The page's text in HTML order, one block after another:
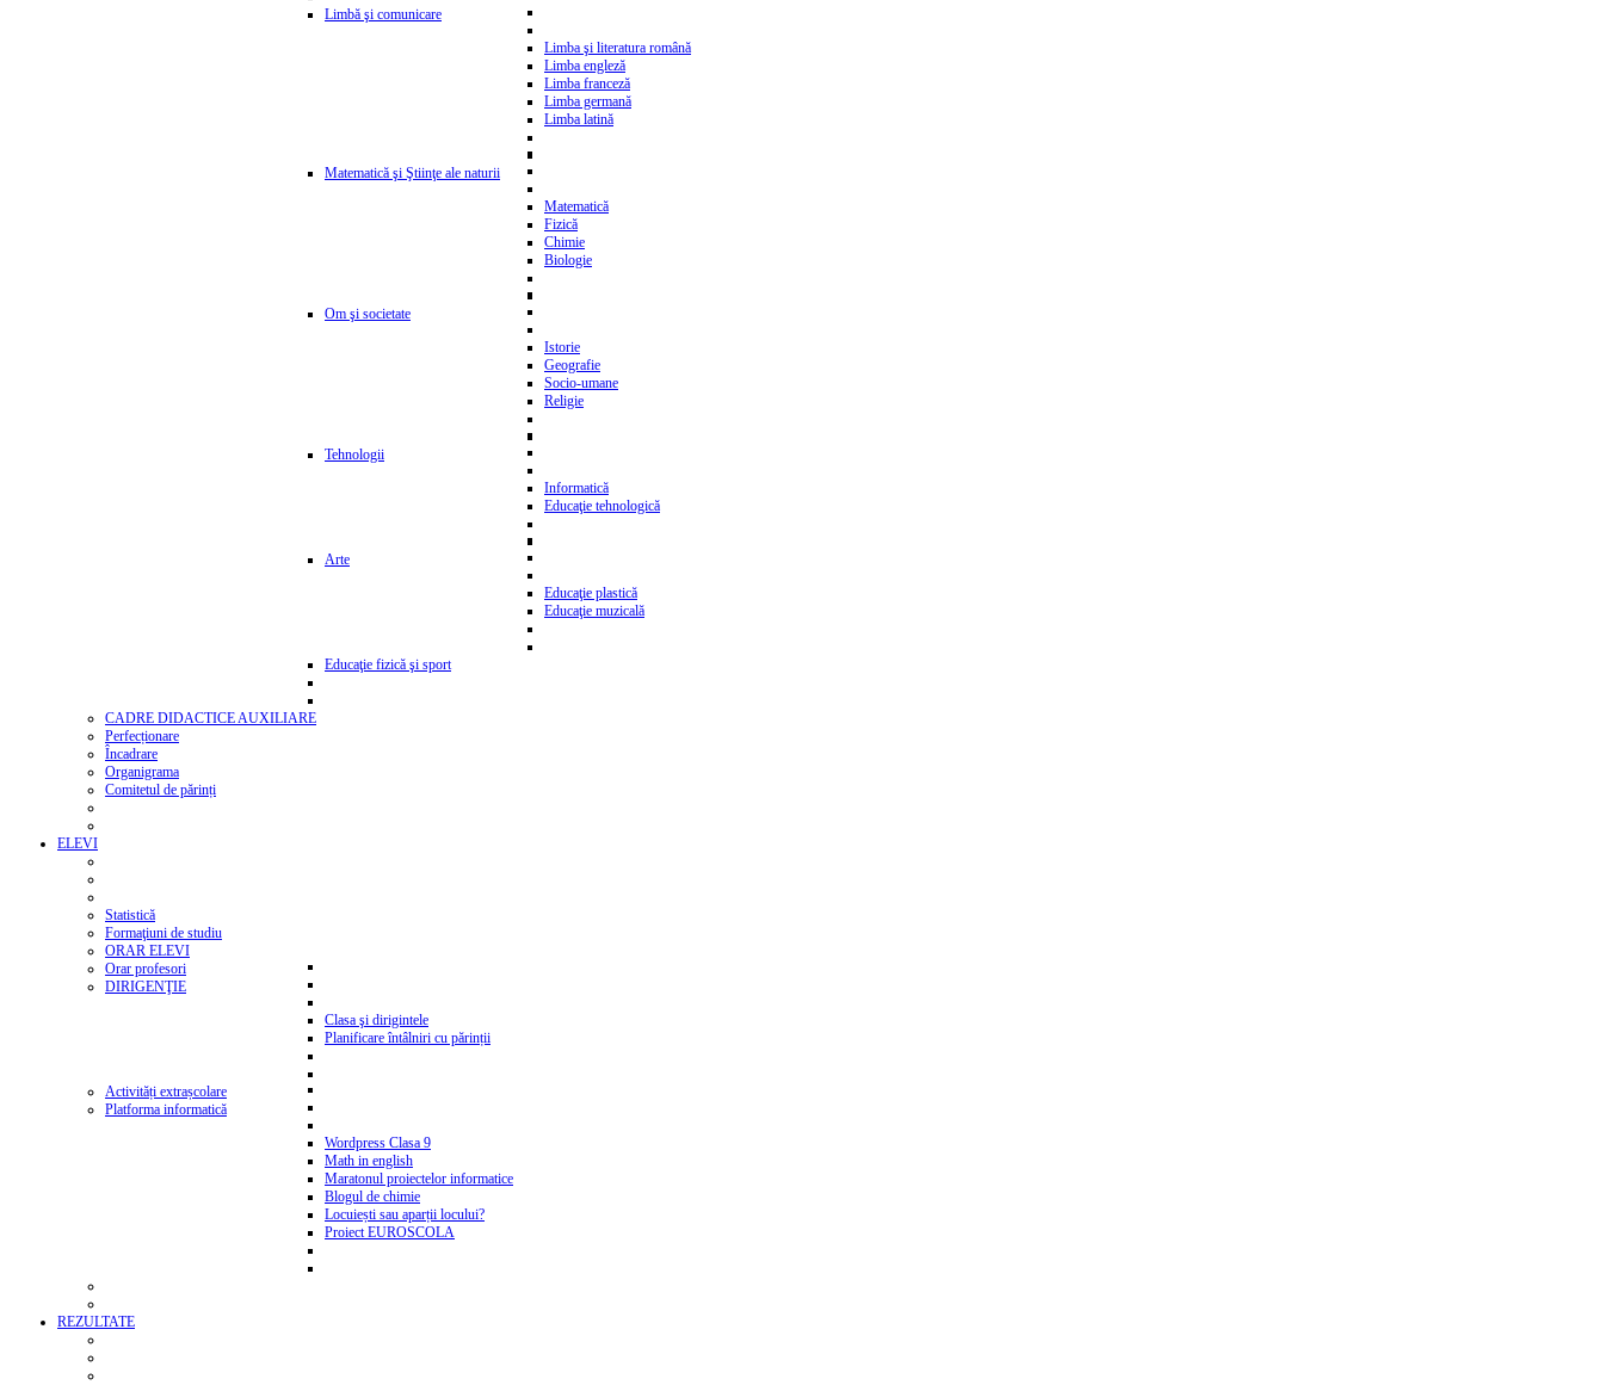
Limbă şi comunicare
Limba şi literatura română
Limba engleză
Limba franceză
Limba germană
Limba latină
Matematică şi Ştiinţe ale naturii
Matematică
Fizică
Chimie
Biologie
Om şi societate
Istorie
Geografie
Socio-umane
Religie
Tehnologii
Informatică
Educaţie tehnologică
Arte
Educaţie plastică
Educaţie muzicală
Educaţie fizică şi sport
CADRE DIDACTICE AUXILIARE
Perfecționare
Încadrare
Organigrama
Comitetul de părinți
ELEVI
Statistică
Formaţiuni de studiu
ORAR ELEVI
Orar profesori
DIRIGENŢIE
Clasa şi dirigintele
Planificare întâlniri cu părinții
Activități extrașcolare
Platforma informatică
Wordpress Clasa 9
Math in english
Maratonul proiectelor informatice
Blogul de chimie
Locuiești sau aparții locului?
Proiect EUROSCOLA
REZULTATE